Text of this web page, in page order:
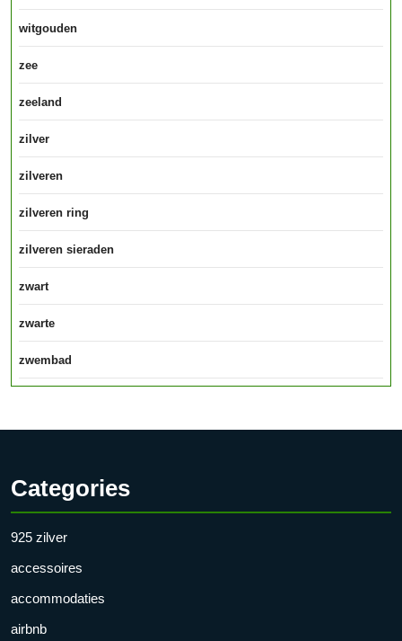
witgouden
zee
zeeland
zilver
zilveren
zilveren ring
zilveren sieraden
zwart
zwarte
zwembad
Categories
925 zilver
accessoires
accommodaties
airbnb